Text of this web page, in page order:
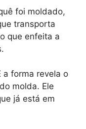
foi moldado,
transporta
que enfeita a
a forma revela o
molda. Ele
já está em